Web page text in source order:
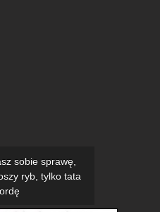
sobie sprawę,
ryb, tylko tata